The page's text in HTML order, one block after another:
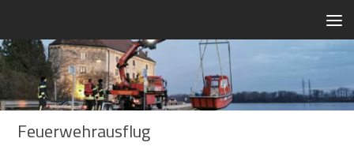
Feuerwehrausflug